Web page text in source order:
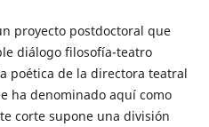
proyecto postdoctoral que
diálogo filosofía-teatro
poética de la directora teatral
ha denominado aquí como
corte supone una división